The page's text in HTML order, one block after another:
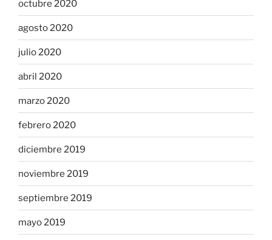
octubre 2020
agosto 2020
julio 2020
abril 2020
marzo 2020
febrero 2020
diciembre 2019
noviembre 2019
septiembre 2019
mayo 2019